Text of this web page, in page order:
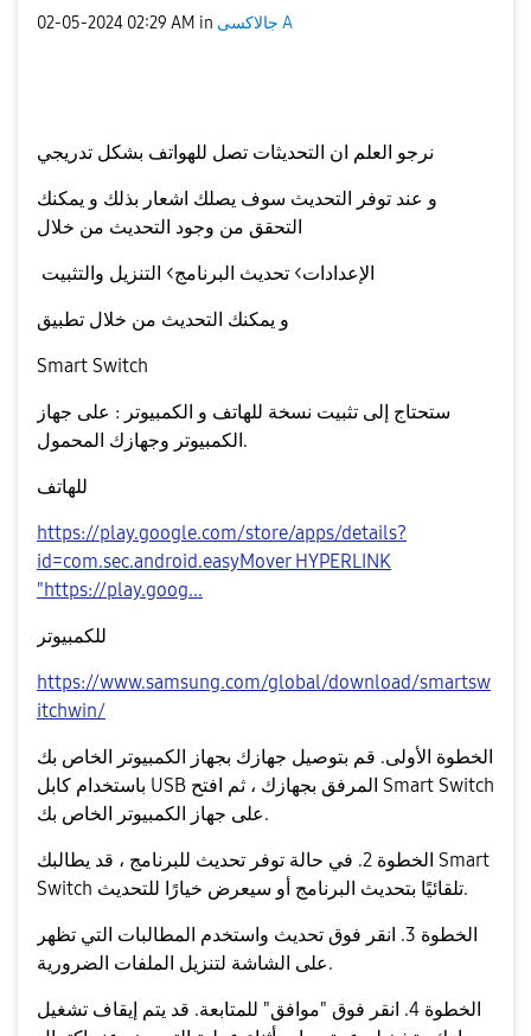
‎02-05-2024 02:29 AM in جالاكسى A
نرجو العلم ان التحديثات تصل للهواتف بشكل تدريجي
و عند توفر التحديث سوف يصلك اشعار بذلك و يمكنك
التحقق من وجود التحديث من خلال
الإعدادات> تحديث البرنامج> التنزيل والتثبيت
و يمكنك التحديث من خلال تطبيق
Smart Switch
ستحتاج إلى تثبيت نسخة للهاتف و الكمبيوتر : على جهاز
الكمبيوتر وجهازك المحمول.
للهاتف
https://play.google.com/store/apps/details?
id=com.sec.android.easyMover HYPERLINK
"https://play.goog...
للكمبيوتر
https://www.samsung.com/global/download/smartsw
itchwin/
الخطوة الأولى. قم بتوصيل جهازك بجهاز الكمبيوتر الخاص بك
باستخدام كابل USB المرفق بجهازك ، ثم افتح Smart Switch
على جهاز الكمبيوتر الخاص بك.
الخطوة 2. في حالة توفر تحديث للبرنامج ، قد يطالبك Smart
Switch تلقائيًا بتحديث البرنامج أو سيعرض خيارًا للتحديث.
الخطوة 3. انقر فوق تحديث واستخدم المطالبات التي تظهر
على الشاشة لتنزيل الملفات الضرورية.
الخطوة 4. انقر فوق "موافق" للمتابعة. قد يتم إيقاف تشغيل